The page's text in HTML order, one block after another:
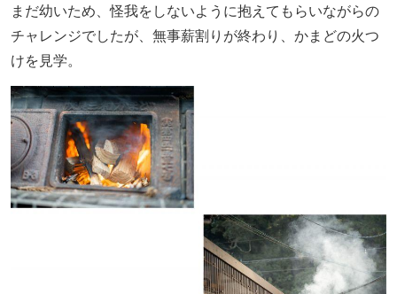
まだ幼いため、怪我をしないように抱えてもらいながらの
チャレンジでしたが、無事薪割りが終わり、かまどの火つ
けを見学。